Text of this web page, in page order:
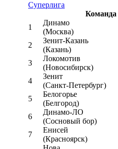
Суперлига
Команда
1
Динамо
(Москва)
2
Зенит-Казань
(Казань)
3
Локомотив
(Новосибирск)
4
Зенит
(Санкт-Петербург)
5
Белогорье
(Белгород)
6
Динамо-ЛО
(Сосновый бор)
7
Енисей
(Красноярск)